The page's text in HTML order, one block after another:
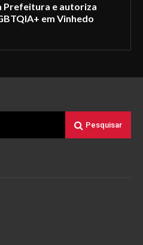
Prefeitura e autoriza
em Vinhedo
Pesquisar